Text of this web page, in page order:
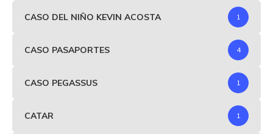
CASO DEL NIÑO KEVIN ACOSTA 1
CASO PASAPORTES 4
CASO PEGASSUS 1
CATAR 1